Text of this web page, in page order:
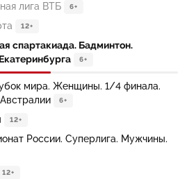
лига ВТБ 6+
12+
спартакиада. Бадминтон.
6+
мира. Женщины. 1/4 финала.
6+
12+
России. Суперлига. Мужчины.
12+